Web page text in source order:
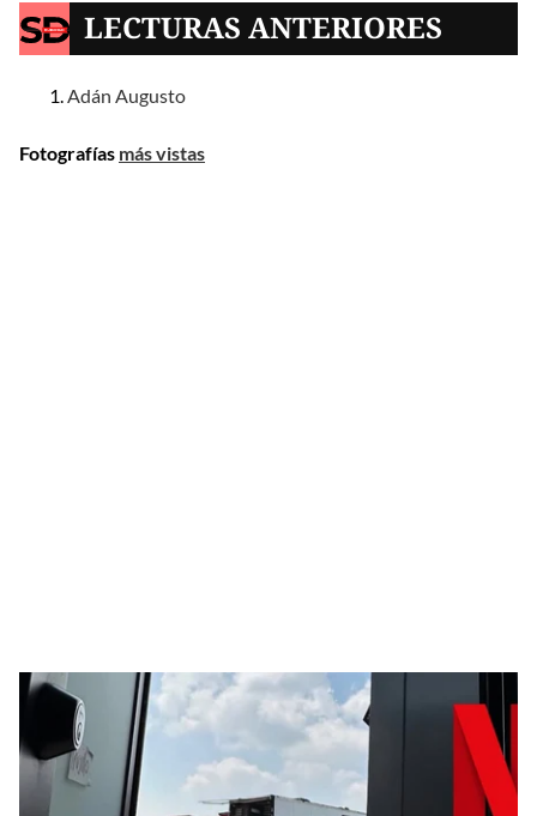
LECTURAS ANTERIORES
Adán Augusto
Fotografías más vistas